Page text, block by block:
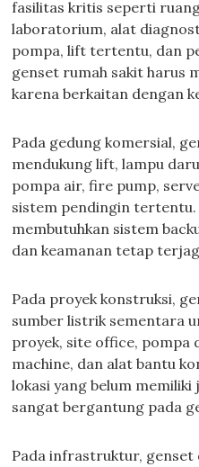
fasilitas kritis seperti
laboratorium, alat
pompa, lift tertentu, dan
genset rumah sakit harus
karena berkaitan dengan
Pada gedung komersial,
mendukung lift, lampu
pompa air, fire pump,
sistem pendingin tertentu.
membutuhkan sistem
dan keamanan tetap
Pada proyek konstruksi,
sumber listrik sementara
proyek, site office, pompa
machine, dan alat bantu
lokasi yang belum
sangat bergantung pada
Pada infrastruktur, genset